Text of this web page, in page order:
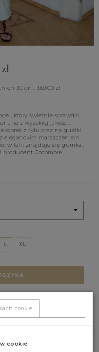
zł
30 dni: 369.00 zł
który świetnie sprawdzi
z wysokiej jakości,
z tyłu oraz na guziki
eleganckim marszczeniem
w talii znajduje się gumka,
producent Cocomore.
L XL
(0)
cookie
cookie